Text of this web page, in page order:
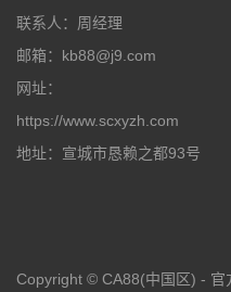
联系人：周经理
邮箱：kb88@j9.com
网址：
https://www.scxyzh.com
地址：宣城市恳赖之都93号
Copyright © CA88(中国区) -